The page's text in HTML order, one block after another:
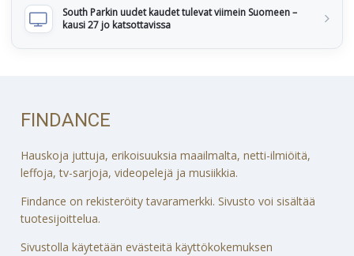
South Parkin uudet kaudet tulevat viimein Suomeen –
kausi 27 jo katsottavissa
FINDANCE
Hauskoja juttuja, erikoisuuksia maailmalta, netti-ilmiöitä,
leffoja, tv-sarjoja, videopelejä ja musiikkia.
Findance on rekisteröity tavaramerkki. Sivusto voi sisältää
tuotesijoittelua.
Sivustolla käytetään evästeitä käyttökokemuksen